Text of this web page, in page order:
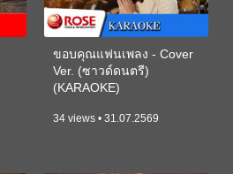
ขอบคุณแฟนเพลง - Cover
Ver. (ซาวด์ดนตรี)
(KARAOKE)
34 views • 31.07.2569